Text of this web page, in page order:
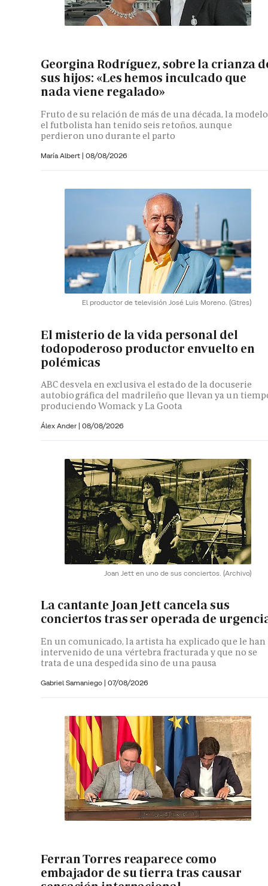
Georgina Rodríguez, sobre la crianza
sus hijos: «Les hemos inculcado que
nada viene regalado»
Fruto de su relación de más de una década, la
el futbolista han tenido seis retoños, aunque
perdieron uno durante el parto
María Albert | 08/08/2026
El productor de televisión José Luis Moreno. (Gtres)
El misterio de la vida personal del
todopoderoso productor envuelto en
polémicas
ABC desvela en exclusiva el estado de la docuserie
autobiográfica del madrileño que llevan ya un
produciendo Womack y La Goota
Álex Ander | 08/08/2026
Joan Jett en uno de sus conciertos. (Archivo)
La cantante Joan Jett cancela sus
conciertos tras ser operada de
En un comunicado, la artista ha explicado que le han
intervenido de una vértebra fracturada y que no se
trata de una despedida sino de una pausa
Gabriel Samaniego | 07/08/2026
Ferran Torres reaparece como
embajador de su tierra tras causar